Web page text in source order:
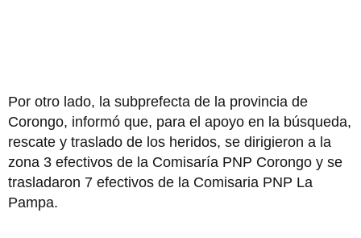
Por otro lado, la subprefecta de la provincia de
Corongo, informó que, para el apoyo en la búsqueda,
rescate y traslado de los heridos, se dirigieron a la
zona 3 efectivos de la Comisaría PNP Corongo y se
trasladaron 7 efectivos de la Comisaria PNP La
Pampa.